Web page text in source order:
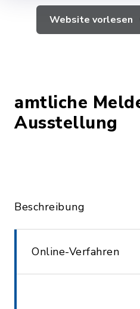
Website vorlesen
amtliche
Ausstellung
Beschreibung
Online-Verfahren